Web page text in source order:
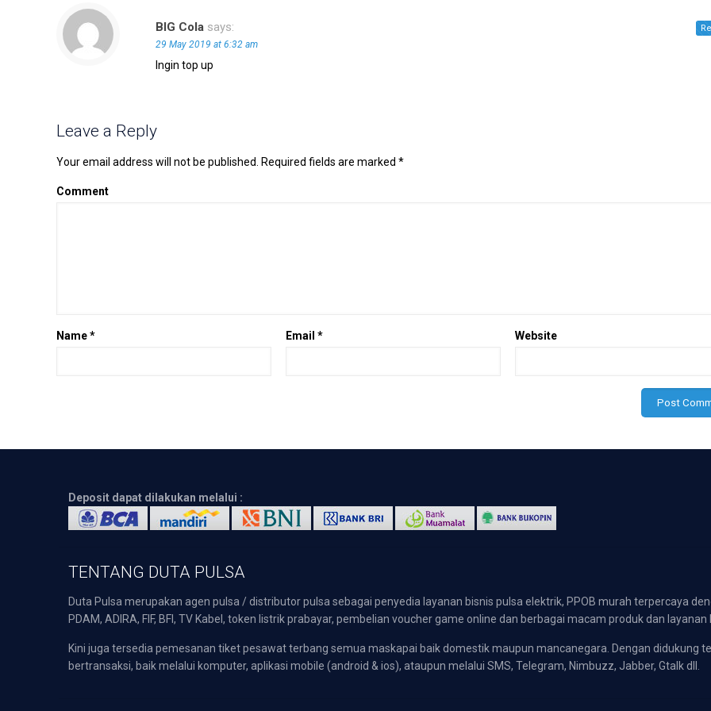
BIG Cola says:
29 May 2019 at 6:32 am
Ingin top up
Leave a Reply
Your email address will not be published. Required fields are marked *
Comment
Name* Email * Website
Deposit dapat dilakukan melalui :
TENTANG DUTA PULSA
Duta Pulsa merupakan agen pulsa / distributor pulsa sebagai penyedia layanan bisnis pulsa elektrik, PPOB murah terpercaya
PDAM, ADIRA, FIF, BFI, TV Kabel, token listrik prabayar, pembelian voucher game online dan berbagai macam produk dan layanan
Kini juga tersedia pemesanan tiket pesawat terbang semua maskapai baik domestik maupun mancanegara. Dengan didukung
bertransaksi, baik melalui komputer, aplikasi mobile (android & ios), ataupun melalui SMS, Telegram, Nimbuzz, Jabber, Gtalk dll.